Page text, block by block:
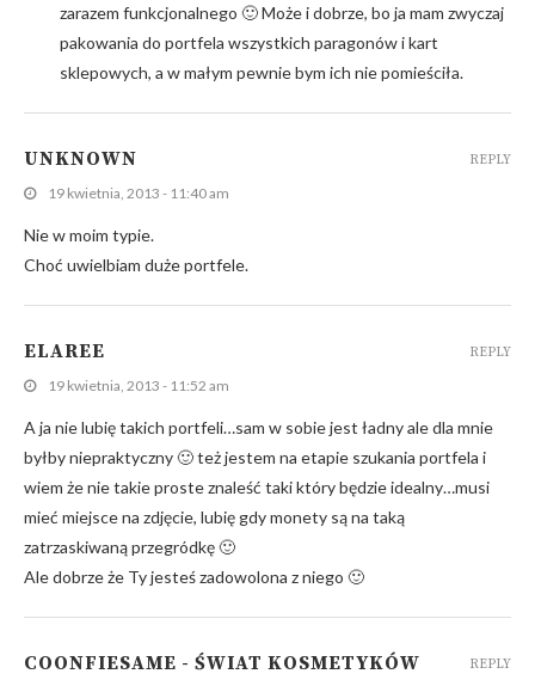
zarazem funkcjonalnego 🙂 Może i dobrze, bo ja mam zwyczaj
pakowania do portfela wszystkich paragonów i kart
sklepowych, a w małym pewnie bym ich nie pomieściła.
UNKNOWN
19 kwietnia, 2013 - 11:40 am
Nie w moim typie.
Choć uwielbiam duże portfele.
REPLY
ELAREE
19 kwietnia, 2013 - 11:52 am
A ja nie lubię takich portfeli…sam w sobie jest ładny ale dla mnie
byłby niepraktyczny 🙂 też jestem na etapie szukania portfela i
wiem że nie takie proste znaleść taki który będzie idealny…musi
mieć miejsce na zdjęcie, lubię gdy monety są na taką
zatrzaskiwaną przegródkę 🙂
Ale dobrze że Ty jesteś zadowolona z niego 🙂
REPLY
COONFIESAME - ŚWIAT KOSMETYKÓW REPLY